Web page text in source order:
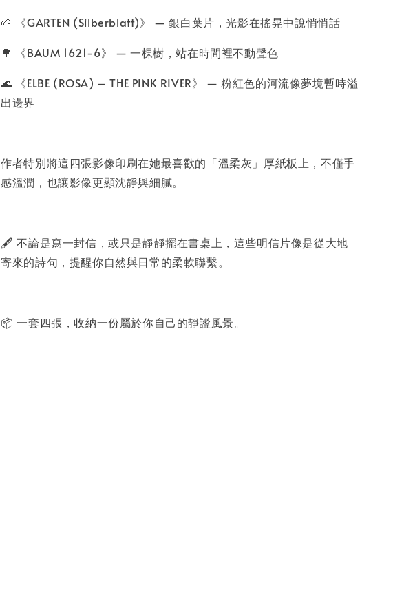
🌱 《GARTEN (Silberblatt)》 — 銀白葉片，光影在搖晃中說悄悄話
🌳 《BAUM 1621-6》 — 一棵樹，站在時間裡不動聲色
🌊 《ELBE (ROSA) – THE PINK RIVER》 — 粉紅色的河流像夢境暫時溢
出邊界
作者特別將這四張影像印刷在她最喜歡的「溫柔灰」厚紙板上，不僅手
感溫潤，也讓影像更顯沈靜與細膩。
🖋️ 不論是寫一封信，或只是靜靜擺在書桌上，這些明信片像是從大地
寄來的詩句，提醒你自然與日常的柔軟聯繫。
📦 一套四張，收納一份屬於你自己的靜謐風景。